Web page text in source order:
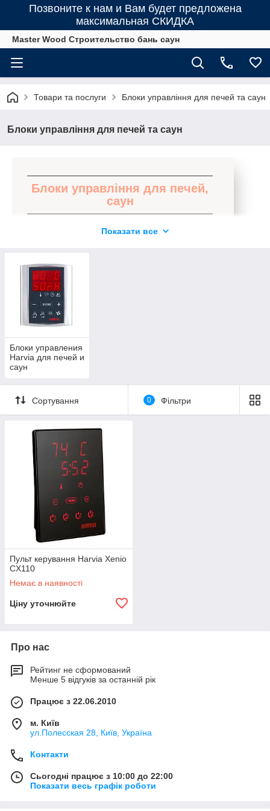
Позвоните к нам и Вам будет предложена
максимальная СКИДКА
Master Wood Строительство бань саун
Товари та послуги Блоки управління для печей та саун
Блоки управління для печей та саун
Блоки управління для печей,
саун
управління для печей і саун!
також керуючі блоки, що дозволяють
проводити регулювання роботи електричного
обладнання у сучасних лазнях і саунах.
Призначені для проведення дистанційного
зміни таких кліматичних показників, як
температура і вологість. Можуть мати виносну
пропоноване устаткування поширюється дія
офіційної гарантії від виробника.
Перейти в каталог продукції
Пульти регулювання клімату від
перевірених виробників
підходять для регулювання температури і вологості в
парильному приміщенні. Дозволяють здійснювати
Показати все
Блоки управления
Harvia для печей и
саун
Сортування 0 Фільтри
Пульт керування Harvia Xenio
CX110
Немає в наявності
Ціну уточнюйте
Про нас
Рейтинг не сформований
Менше 5 відгуків за останній рік
Працює з 22.06.2010
м. Київ
ул.Полесская 28, Київ, Україна
Контакти
Сьогодні працює з 10:00 до 22:00
Показати весь графік роботи